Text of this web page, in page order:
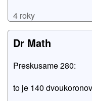
4 roky
Dr Math
Preskusame 280:
to je 140